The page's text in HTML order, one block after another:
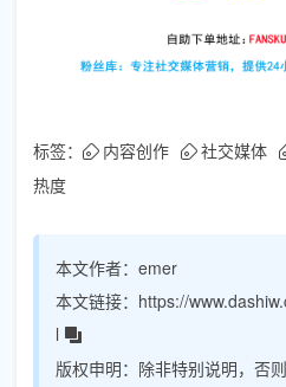
标签： 内容创作 社交媒体
热度
本文作者： emer
本文链接： https://
l
版权申明： 除非特别说明，否